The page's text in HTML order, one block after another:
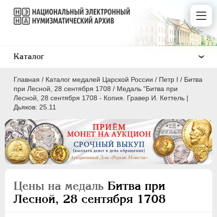
Главная / Каталог медалей Царской России / Пeтр I / Битва
при Лесной, 28 сентября 1708 / Медаль "Битва при
Лесной, 28 сентября 1708 - Копия. Гравер И. Кеттель |
Дьяков: 25.11
Цены на медаль Битва при
Лесной, 28 сентября 1708
Каталог
ВСЕ
ПEТР I 1699-1725
A D E G I
O